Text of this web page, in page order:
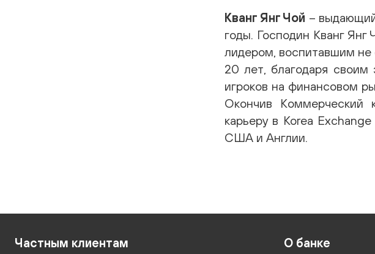
Кванг Янг Чой –
годы. Господин Кванг
лидером, воспитавшим не
20 лет, благодаря
игроков на финансовом
Окончив Коммерческий
карьеру в Korea
США и Англии.
Частным клиентам О банке